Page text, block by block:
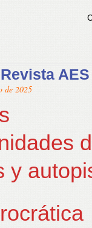
AES
de 2025
y